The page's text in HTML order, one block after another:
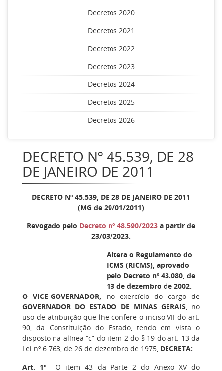
Decretos 2020
Decretos 2021
Decretos 2022
Decretos 2023
Decretos 2024
Decretos 2025
Decretos 2026
DECRETO Nº 45.539, DE 28
DE JANEIRO DE 2011
DECRETO Nº 45.539, DE 28 DE JANEIRO DE 2011
(MG de 29/01/2011)
Revogado pelo Decreto nº 48.590/2023 a partir de
23/03/2023.
Altera o Regulamento do
ICMS (RICMS), aprovado
pelo Decreto nº 43.080, de
13 de dezembro de 2002.
O VICE-GOVERNADOR, no exercício do cargo de
GOVERNADOR DO ESTADO DE MINAS GERAIS, no
uso de atribuição que lhe confere o inciso VII do art.
90, da Constituição do Estado, tendo em vista o
disposto na alínea “c” do item 2 do § 19 do art. 13 da
Lei nº 6.763, de 26 de dezembro de 1975, DECRETA:
Art. 1º O item 43 da Parte 2 do Anexo XV do